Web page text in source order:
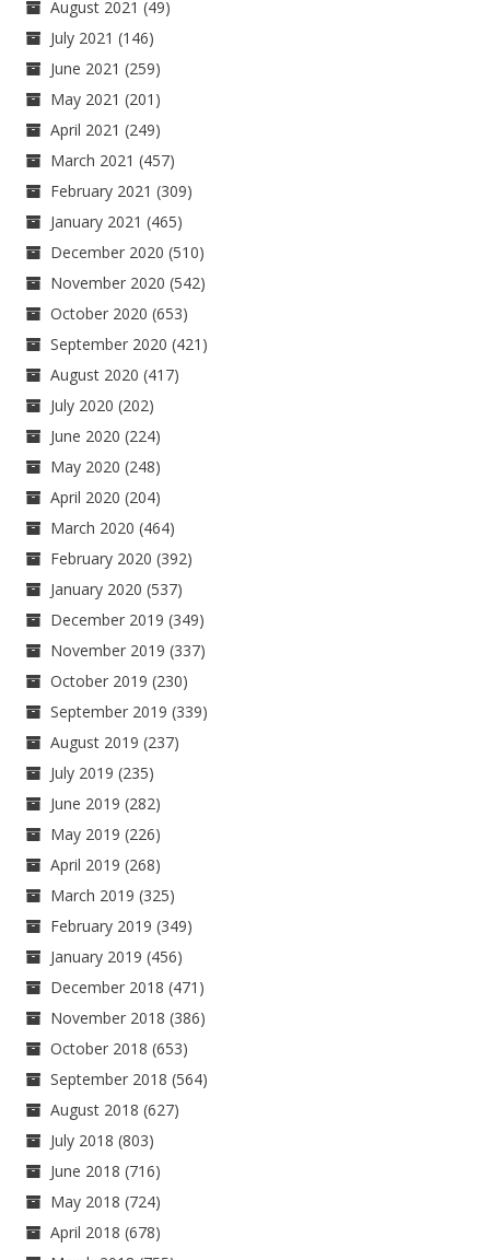
August 2021 (49)
July 2021 (146)
June 2021 (259)
May 2021 (201)
April 2021 (249)
March 2021 (457)
February 2021 (309)
January 2021 (465)
December 2020 (510)
November 2020 (542)
October 2020 (653)
September 2020 (421)
August 2020 (417)
July 2020 (202)
June 2020 (224)
May 2020 (248)
April 2020 (204)
March 2020 (464)
February 2020 (392)
January 2020 (537)
December 2019 (349)
November 2019 (337)
October 2019 (230)
September 2019 (339)
August 2019 (237)
July 2019 (235)
June 2019 (282)
May 2019 (226)
April 2019 (268)
March 2019 (325)
February 2019 (349)
January 2019 (456)
December 2018 (471)
November 2018 (386)
October 2018 (653)
September 2018 (564)
August 2018 (627)
July 2018 (803)
June 2018 (716)
May 2018 (724)
April 2018 (678)